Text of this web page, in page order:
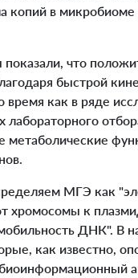
копий в
что
быстрой
как в ряде
лабораторного
МГЭ как
хромосомы к
ДНК". В
как известно,